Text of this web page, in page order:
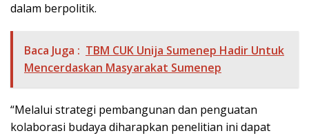
dalam berpolitik.
Baca Juga : TBM CUK Unija Sumenep Hadir Untuk
Mencerdaskan Masyarakat Sumenep
“Melalui strategi pembangunan dan penguatan
kolaborasi budaya diharapkan penelitian ini dapat